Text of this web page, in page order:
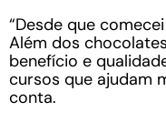
“Desde que
Além dos
benefício e
cursos que ajudam
conta.